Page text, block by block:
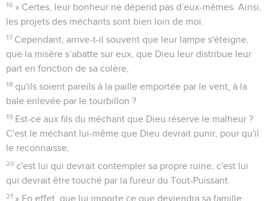
16 » Certes, leur bonheur ne dépend pas d’eux-mêmes. Ainsi,
les projets des méchants sont bien loin de moi.
17 Cependant, arrive-t-il souvent que leur lampe s'éteigne,
que la misère s’abatte sur eux, que Dieu leur distribue leur
part en fonction de sa colère,
18 qu'ils soient pareils à la paille emportée par le vent, à la
bale enlevée par le tourbillon ?
19 Est-ce aux fils du méchant que Dieu réserve le malheur ?
C'est le méchant lui-même que Dieu devrait punir, pour qu'il
le reconnaisse,
20 c'est lui qui devrait contempler sa propre ruine, c'est lui
qui devrait être touché par la fureur du Tout-Puissant.
21 » En effet, que lui importe ce que deviendra sa famille,